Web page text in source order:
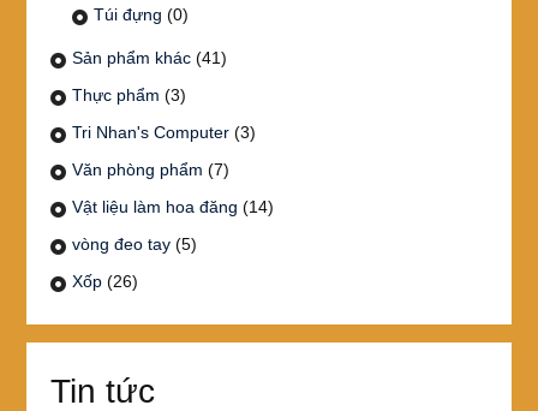
Túi đựng (0)
Sản phẩm khác (41)
Thực phẩm (3)
Tri Nhan's Computer (3)
Văn phòng phẩm (7)
Vật liệu làm hoa đăng (14)
vòng đeo tay (5)
Xốp (26)
Tin tức